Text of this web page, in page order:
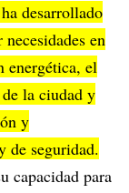
desarrollado
en
energética, el
la ciudad y
y
de seguridad.
capacidad para